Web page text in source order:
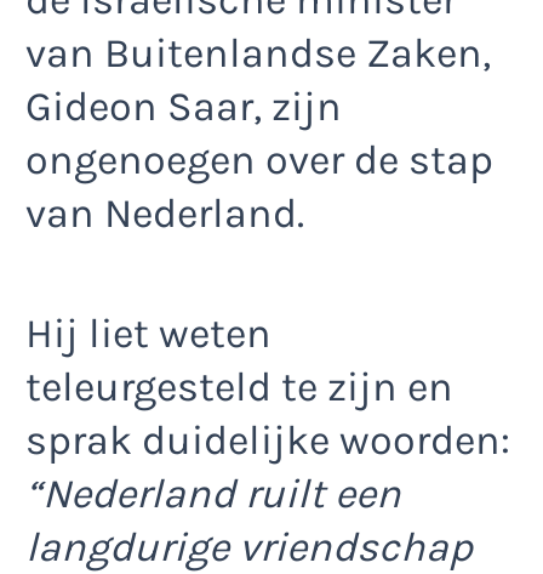
van Buitenlandse Zaken,
Gideon Saar, zijn
ongenoegen over de stap
van Nederland.
Hij liet weten
teleurgesteld te zijn en
sprak duidelijke woorden:
“Nederland ruilt een
langdurige vriendschap